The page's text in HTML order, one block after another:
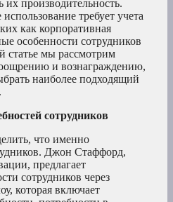
производительность.
требует учета
как корпоративная
особенности сотрудников
статье мы рассмотрим
и вознаграждению,
наиболее подходящий
сотрудников
что именно
Джон Стаффорд,
предлагает
сотрудников через
которая включает